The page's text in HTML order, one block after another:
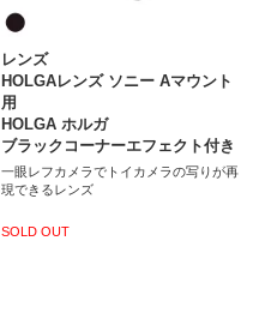
レンズ
HOLGAレンズ ソニー Aマウント
用
HOLGA ホルガ
ブラックコーナーエフェクト付き
一眼レフカメラでトイカメラの写りが再
現できるレンズ
SOLD OUT